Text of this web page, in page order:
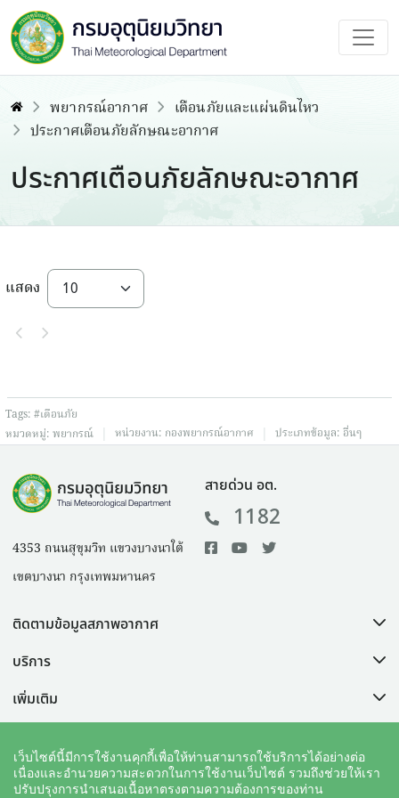
พยากรณ์อากาศ
เตือนภัยและแผ่นดินไหว
ประกาศเตือนภัยลักษณะอากาศ
ประกาศเตือนภัยลักษณะอากาศ
แสดง
Tags: #เตือนภัย
หมวดหมู่: พยากรณ์ หน่วยงาน: กองพยากรณ์อากาศ ประเภทข้อมูล: อื่นๆ
4353 ถนนสุขุมวิท แขวงบางนาใต้
เขตบางนา กรุงเทพมหานคร
สายด่วน อต.
1182
ติดตามข้อมูลสภาพอากาศ
บริการ
เพิ่มเติม
เว็บไซต์นี้มีการใช้งานคุกกี้เพื่อให้ท่านสามารถใช้บริการได้อย่างต่อ
เนื่องและอำนวยความสะดวกในการใช้งานเว็บไซต์ รวมถึงช่วยให้เรา
ปรับปรุงการนำเสนอเนื้อหาตรงตามความต้องการของท่าน